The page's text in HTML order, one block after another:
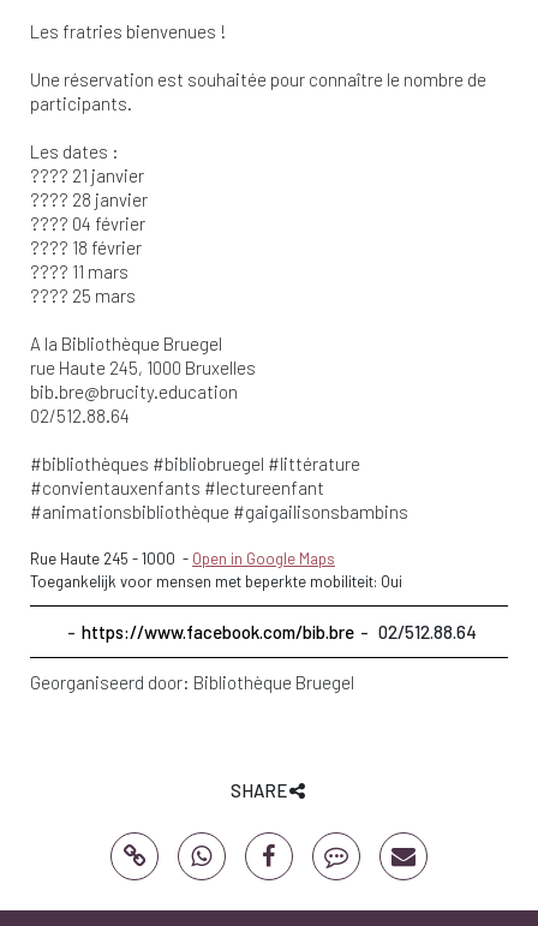
Les fratries bienvenues !
Une réservation est souhaitée pour connaître le nombre de
participants.
Les dates :
???? 21 janvier
???? 28 janvier
???? 04 février
???? 18 février
???? 11 mars
???? 25 mars
A la Bibliothèque Bruegel
rue Haute 245, 1000 Bruxelles
bib.bre@brucity.education
02/512.88.64
#bibliothèques #bibliobruegel #littérature
#convientauxenfants #lectureenfant
#animationsbibliothèque #gaigailisonsbambins
Rue Haute 245 -1000 - Open in Google Maps
Toegankelijk voor mensen met beperkte mobiliteit: Oui
https://www.facebook.com/bib.bre 02/512.88.64
Georganiseerd door: Bibliothèque Bruegel
SHARE